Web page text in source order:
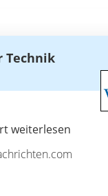
Technik
weiterlesen